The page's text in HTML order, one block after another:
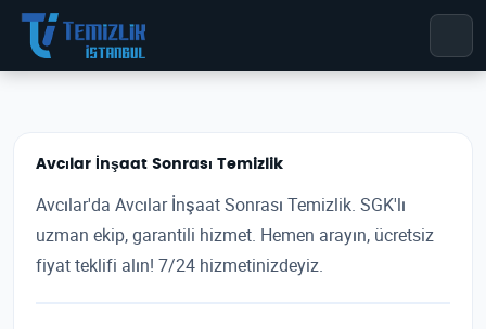
Avcılar İnşaat Sonrası Temizlik
Avcılar'da Avcılar İnşaat Sonrası Temizlik. SGK'lı
uzman ekip, garantili hizmet. Hemen arayın, ücretsiz
fiyat teklifi alın! 7/24 hizmetinizdeyiz.